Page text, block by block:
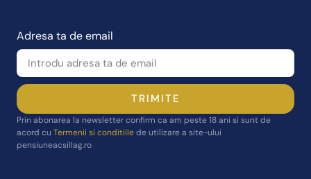
Adresa ta de email
TRIMITE
Prin abonarea la newsletter confirm ca am peste 18 ani si sunt de
acord cu Termenii si conditiilede utilizare a site-ului
pensiuneacsillag.ro